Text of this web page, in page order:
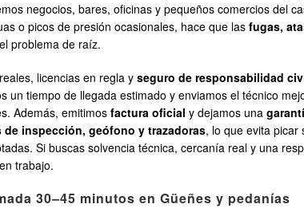
negocios, bares, oficinas y pequeños comercios del
o picos de presión ocasionales, hace que las fugas,
problema de raíz.
licencias en regla yseguro de responsabilidad
un tiempo de llegada estimado y enviamos el técnico
Además, emitimos factura oficial y dejamos una
de inspección, geófono y trazadoras, lo que evita picar
Si buscas solvencia técnica, cercanía real y una
trabajo.
30–45 minutos en Güeñes y pedanías